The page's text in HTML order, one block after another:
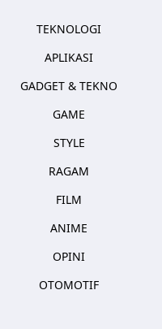
TEKNOLOGI
APLIKASI
GADGET & TEKNO
GAME
STYLE
RAGAM
FILM
ANIME
OPINI
OTOMOTIF